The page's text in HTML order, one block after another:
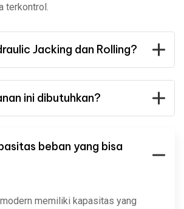
terkontrol.
Jacking dan Rolling?
ini dibutuhkan?
beban yang bisa
memiliki kapasitas yang